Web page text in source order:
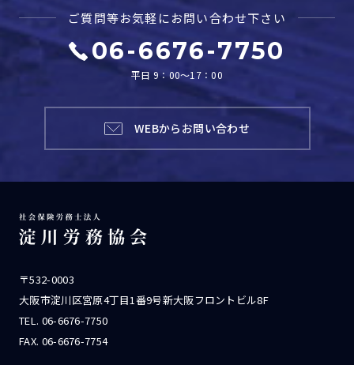
ご質問等お気軽にお問い合わせ下さい
06-6676-7750
平日 9：00～17：00
WEBからお問い合わせ
〒532-0003
大阪市淀川区宮原4丁目1番9号新大阪フロントビル8F
TEL. 06-6676-7750
FAX. 06-6676-7754